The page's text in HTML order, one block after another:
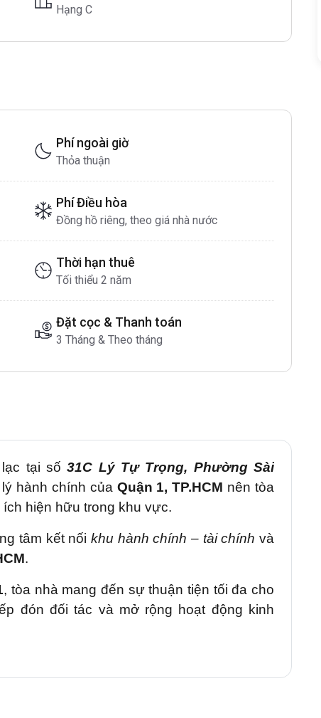
Hạng C
Phí ngoài giờ
Thỏa thuận
Phí Điều hòa
Đồng hồ riêng, theo giá nhà nước
Thời hạn thuê
Tối thiểu 2 năm
Đặt cọc & Thanh toán
3 Tháng & Theo tháng
lạc tại số31C Lý Tự Trọng, Phường Sài
hành chính của Quận 1, TP.HCM nên tòa
hiện hữu trong khu vực.
tâm kết nối khu hành chính – tài chính và
.
, tòa nhà mang đến sự thuận tiện tối đa cho
đón đối tác và mở rộng hoạt động kinh